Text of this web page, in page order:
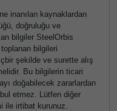
inanılan kaynaklardan
doğruluğu ve
bilgiler SteelOrbis
bilgileri
şekilde ve surette alış
Bu bilgilerin ticari
doğabilecek zararlardan
etmez. Lütfen diğer
ile irtibat kurunuz.